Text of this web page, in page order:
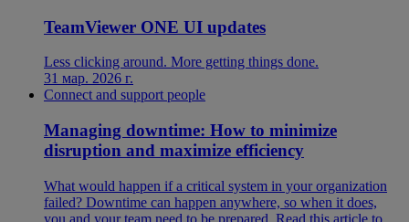
TeamViewer ONE UI updates
Less clicking around. More getting things done.
31 мар. 2026 г.
Connect and support people
Managing downtime: How to minimize
disruption and maximize efficiency
What would happen if a critical system in your organization
failed? Downtime can happen anywhere, so when it does,
you and your team need to be prepared. Read this article to